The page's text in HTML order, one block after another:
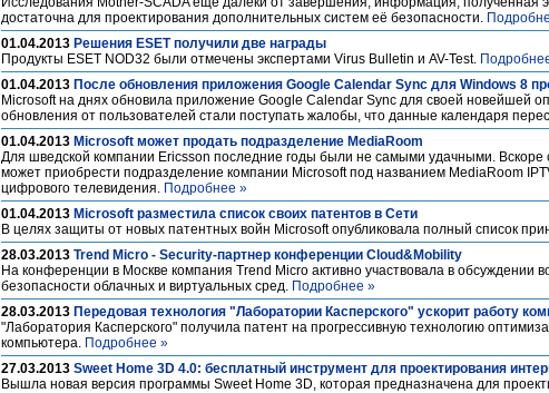
достаточна для проектирования дополнительных систем её безопасности.
01.04.2013 Решения ESET получили две награды
Продукты ESET NOD32 были отмечены экспертами Virus Bulletin и AV-Test.
01.04.2013 После обновления приложения Google Calendar Sync для Windows 8
Microsoft на днях обновила приложение Google Calendar Sync для своей новейшей
обновления от пользователей стали поступать жалобы, что данные календаря
01.04.2013 Microsoft может продать подразделение MediaRoom
Для шведской компании Ericsson последние годы были не самыми удачными. Вскоре
может приобрести подразделение компании Microsoft под названием MediaRoom
цифрового телевидения. Подробнее »
01.04.2013 Microsoft разместила список своих патентов в Сети
В целях защиты от новых патентных войн Microsoft опубликовала полный список
28.03.2013 Trend Micro - Security-партнер конференции Cloud&Mobility
На конференции в Москве компания Trend Micro активно участвовала в обсуждении
безопасности облачных и виртуальных сред. Подробнее »
28.03.2013 Передовая технология "Лаборатории Касперского" ускорит работу
"Лаборатория Касперского" получила патент на прогрессивную технологию
компьютера. Подробнее »
27.03.2013 Sweet Home 3D 4.0: бесплатный инструмент для проектирования
Вышла новая версия программы Sweet Home 3D, которая предназначена для